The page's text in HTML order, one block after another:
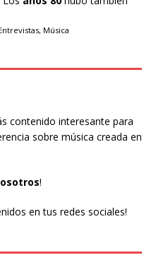
, Música
contenido interesante para
sobre música creada en
!
en tus redes sociales!